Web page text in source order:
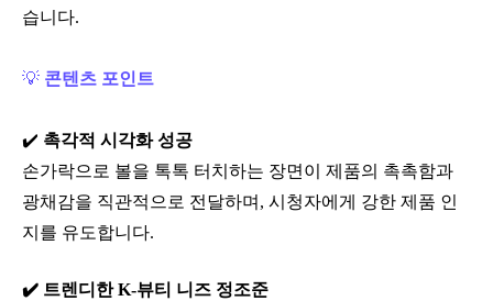
습니다.
💡 콘텐츠 포인트
✔️ 촉각적 시각화 성공
손가락으로 볼을 톡톡 터치하는 장면이 제품의 촉촉함과
광채감을 직관적으로 전달하며, 시청자에게 강한 제품 인
지를 유도합니다.
✔️ 트렌디한 K-뷰티 니즈 정조준